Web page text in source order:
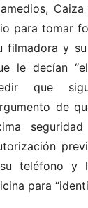
para tomar
filmadora y
le decían
que
de
teléfono y
para